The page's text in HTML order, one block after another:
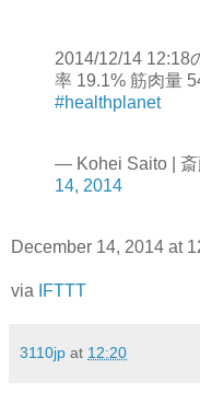
2014/12/14 12:18
率 19.1% 筋肉量
#healthplanet
— Kohei Saito | 斎
14, 2014
December 14, 2014 at
via IFTTT
3110jp at 12:20